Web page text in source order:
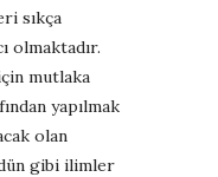
sıkça
olmaktadır.
mutlaka
yapılmak
olan
gibi ilimler